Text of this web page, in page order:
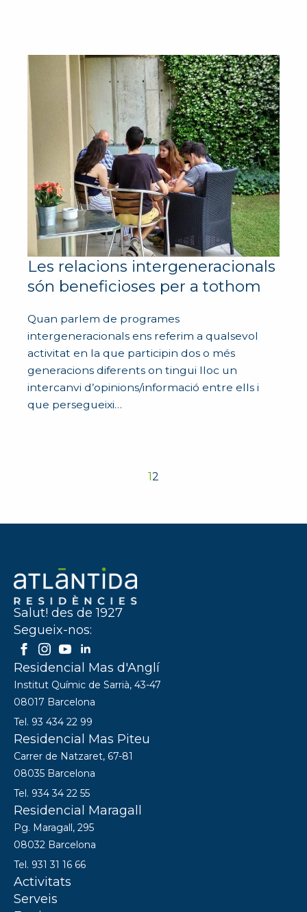
Les relacions intergeneracionals
són beneficioses per a tothom
Quan parlem de programes
intergeneracionals ens referim a qualsevol
activitat en la que participin dos o més
generacions diferents on tingui lloc un
intercanvi d’opinions/informació entre ells i
que persegueixi…
12
Salut! des de 1927
Segueix-nos:
Residencial Mas d'Anglí
Institut Químic de Sarrià, 43-47
08017 Barcelona
Tel. 93 434 22 99
Residencial Mas Piteu
Carrer de Natzaret, 67-81
08035 Barcelona
Tel. 934 34 22 55
Residencial Maragall
Pg. Maragall, 295
08032 Barcelona
Tel. 931 31 16 66
Activitats
Serveis